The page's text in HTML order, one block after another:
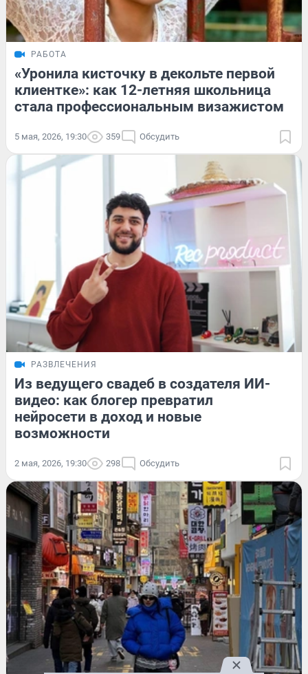
РАБОТА
«Уронила кисточку в декольте первой
клиентке»: как 12-летняя школьница
стала профессиональным визажистом
5 мая, 2026, 19:30 359 Обсудить
РАЗВЛЕЧЕНИЯ
Из ведущего свадеб в создателя ИИ-
видео: как блогер превратил
нейросети в доход и новые
возможности
2 мая, 2026, 19:30 298 Обсудить